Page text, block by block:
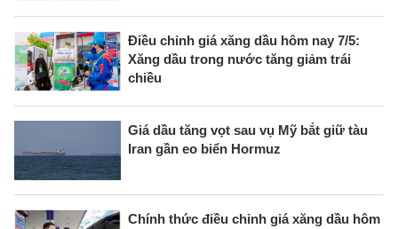
Điều chỉnh giá xăng dầu hôm nay 7/5:
Xăng dầu trong nước tăng giảm trái
chiều
Giá dầu tăng vọt sau vụ Mỹ bắt giữ tàu
Iran gần eo biển Hormuz
Chính thức điều chỉnh giá xăng dầu hôm